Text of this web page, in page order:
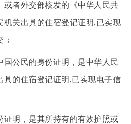
或者外交部核发的《中华人民共
机关出具的住宿登记证明,已实现
公民的身份证明，是中华人民
具的住宿登记证明,已实现电子信
明，是其所持有的有效护照或